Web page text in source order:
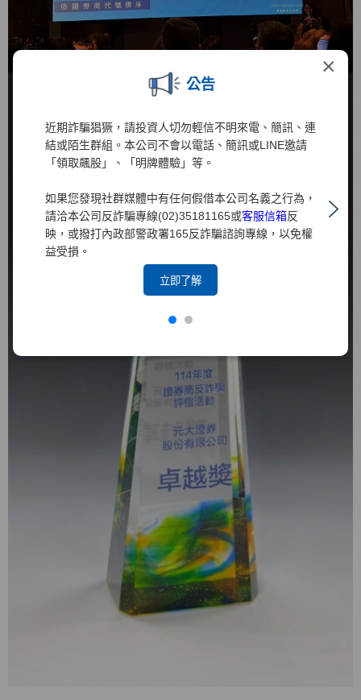
×
公告
近期詐騙猖獗，請投資人切勿輕信不明來電、簡訊、連
結或陌生群組。本公司不會以電話、簡訊或LINE邀請
「領取飆股」、「明牌體驗」等。
如果您發現社群媒體中有任何假借本公司名義之行為，
請洽本公司反詐騙專線(02)35181165或客服信箱反
映，或撥打內政部警政署165反詐騙諮詢專線，以免權
益受損。
立即了解